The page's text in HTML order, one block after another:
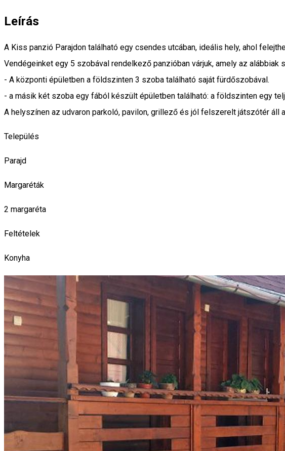
Leírás
A Kiss panzió Parajdon található egy csendes utcában, ideális hely, ahol
Vendégeinket egy 5 szobával rendelkező panzióban várjuk, amely az alábbiak
- A központi épületben a földszinten 3 szoba található saját fürdőszobával.
- a másik két szoba egy fából készült épületben található: a földszinten egy
A helyszínen az udvaron parkoló, pavilon, grillező és jól felszerelt játszótér áll
Település
Parajd
Margaréták
2 margaréta
Feltételek
Konyha